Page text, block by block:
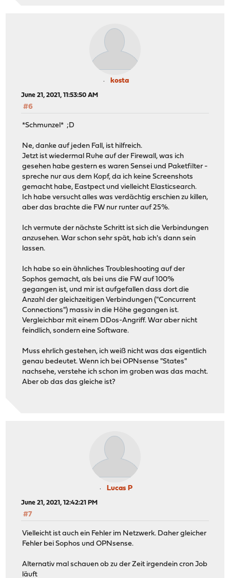
kosta
June 21, 2021, 11:53:50 AM
#6
*Schmunzel* ;D
Ne, danke auf jeden Fall, ist hilfreich.
Jetzt ist wiedermal Ruhe auf der Firewall, was ich
gesehen habe gestern es waren Sensei und Paketfilter -
spreche nur aus dem Kopf, da ich keine Screenshots
gemacht habe, Eastpect und vielleicht Elasticsearch.
Ich habe versucht alles was verdächtig erschien zu killen,
aber das brachte die FW nur runter auf 25%.
Ich vermute der nächste Schritt ist sich die Verbindungen
anzusehen. War schon sehr spät, hab ich's dann sein
lassen.
Ich habe so ein ähnliches Troubleshooting auf der
Sophos gemacht, als bei uns die FW auf 100%
gegangen ist, und mir ist aufgefallen dass dort die
Anzahl der gleichzeitigen Verbindungen ("Concurrent
Connections") massiv in die Höhe gegangen ist.
Vergleichbar mit einem DDos-Angriff. War aber nicht
feindlich, sondern eine Software.
Muss ehrlich gestehen, ich weiß nicht was das eigentlich
genau bedeutet. Wenn ich bei OPNsense "States"
nachsehe, verstehe ich schon im groben was das macht.
Aber ob das das gleiche ist?
Lucas P
June 21, 2021, 12:42:21 PM
#7
Vielleicht ist auch ein Fehler im Netzwerk. Daher gleicher
Fehler bei Sophos und OPNsense.
Alternativ mal schauen ob zu der Zeit irgendein cron Job
läuft